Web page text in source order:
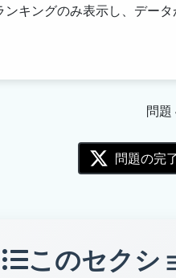
キングのみ表示し、デー
問題
問題の完
このセクシ